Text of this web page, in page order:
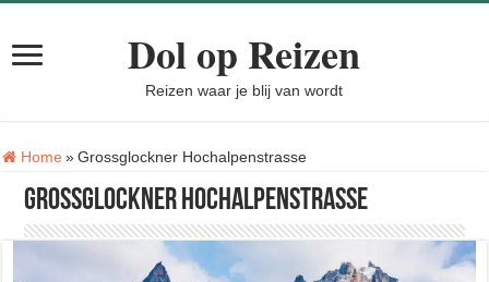
Dol op Reizen
Reizen waar je blij van wordt
Home »Tag:
Grossglockner Hochalpenstrasse
Grossglockner Hochalpenstrasse